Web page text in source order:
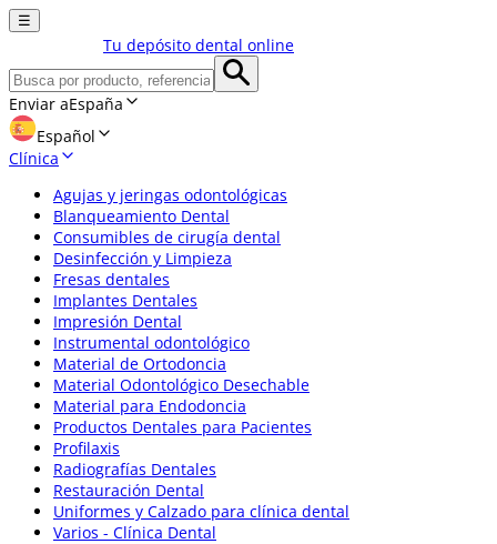
☰
Tu depósito dental online
Enviar aEspaña
Español
Clínica
Agujas y jeringas odontológicas
Blanqueamiento Dental
Consumibles de cirugía dental
Desinfección y Limpieza
Fresas dentales
Implantes Dentales
Impresión Dental
Instrumental odontológico
Material de Ortodoncia
Material Odontológico Desechable
Material para Endodoncia
Productos Dentales para Pacientes
Profilaxis
Radiografías Dentales
Restauración Dental
Uniformes y Calzado para clínica dental
Varios - Clínica Dental